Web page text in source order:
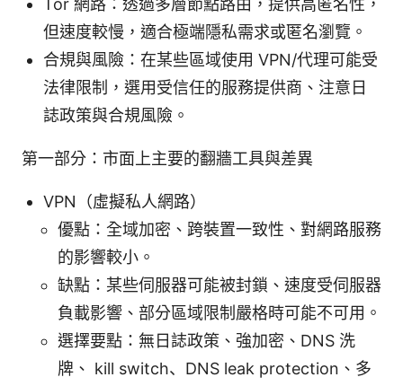
Tor 網路：透過多層節點路由，提供高匿名性，
但速度較慢，適合極端隱私需求或匿名瀏覽。
合規與風險：在某些區域使用 VPN/代理可能受
法律限制，選用受信任的服務提供商、注意日
誌政策與合規風險。
第一部分：市面上主要的翻牆工具與差異
VPN（虛擬私人網路）
優點：全域加密、跨裝置一致性、對網路服務
的影響較小。
缺點：某些伺服器可能被封鎖、速度受伺服器
負載影響、部分區域限制嚴格時可能不可用。
選擇要點：無日誌政策、強加密、DNS 洗
牌、 kill switch、DNS leak protection、多